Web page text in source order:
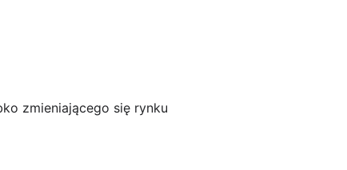
zmieniającego się rynku